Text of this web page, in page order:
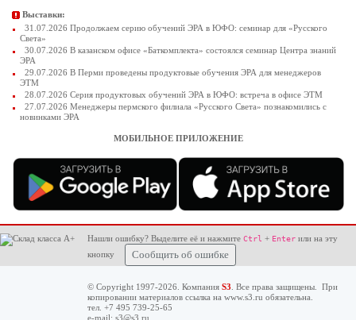
Выставки:
31.07.2026 Продолжаем серию обучений ЭРА в ЮФО: семинар для «Русского
Света»
30.07.2026 В казанском офисе «Баткомплекта» состоялся семинар Центра знаний
ЭРА
29.07.2026 В Перми проведены продуктовые обучения ЭРА для менеджеров
ЭТМ
28.07.2026 Серия продуктовых обучений ЭРА в ЮФО: встреча в офисе ЭТМ
27.07.2026 Менеджеры пермского филиала «Русского Света» познакомились с
новинками ЭРА
МОБИЛЬНОЕ ПРИЛОЖЕНИЕ
Нашли ошибку? Выделите её и нажмите Ctrl + Enter или на эту
кнопку
Сообщить об ошибке
© Copyright 1997-2026. Компания S3 . Все права защищены. При
копировании материалов ссылка на www.s3.ru обязательна.
тел. +7 495 739-25-65
e-mail: s3@s3.ru